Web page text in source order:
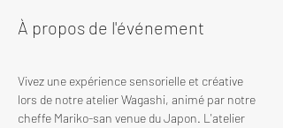
À propos de l'événement
Vivez une expérience sensorielle et créative
lors de notre atelier Wagashi, animé par notre
cheffe Mariko-san venue du Japon. L'atelier